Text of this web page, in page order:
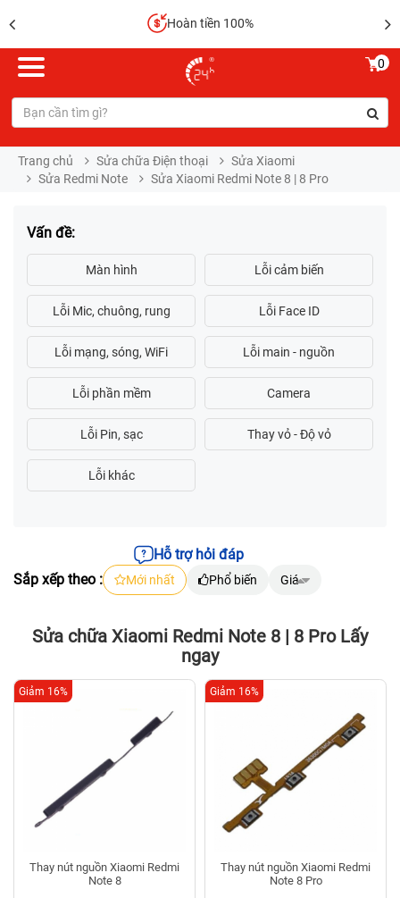
Sửa chữa lấy liền
0
Trang chủ Sửa chữa Điện thoại
Sửa Xiaomi
Sửa Redmi Note
Sửa Xiaomi Redmi Note 8 | 8 Pro
Vấn đề:
Hỗ trợ hỏi đáp
Sắp xếp theo :
Mới nhất Phổ biến Giá
Sửa chữa Xiaomi Redmi Note 8 | 8 Pro Lấy
ngay
Thay nút nguồn Xiaomi Redmi
Note 8
Giảm 16%
Thay nút nguồn Xiaomi Redmi
Note 8 Pro
Giảm 16%